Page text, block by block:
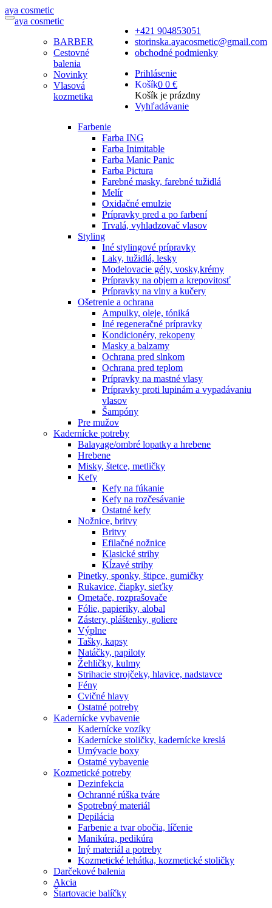
aya cosmetic
+421 904853051
storinska.ayacosmetic@gmail.com
obchodné podmienky
Prihlásenie
Košík0 0 €
Košík je prázdny
Vyhľadávanie
aya cosmetic
BARBER
Cestovné
balenia
Novinky
Vlasová
kozmetika
Farbenie
Farba ING
Farba Inimitable
Farba Manic Panic
Farba Pictura
Farebné masky, farebné tužidlá
Melír
Oxidačné emulzie
Prípravky pred a po farbení
Trvalá, vyhladzovač vlasov
Styling
Iné stylingové prípravky
Laky, tužidlá, lesky
Modelovacie gély, vosky,krémy
Prípravky na objem a krepovitosť
Prípravky na vlny a kučery
Ošetrenie a ochrana
Ampulky, oleje, tóniká
Iné regeneračné prípravky
Kondicionéry, rekopeny
Masky a balzamy
Ochrana pred slnkom
Ochrana pred teplom
Prípravky na mastné vlasy
Prípravky proti lupinám a vypadávaniu
vlasov
Šampóny
Pre mužov
Kadernícke potreby
Balayage/ombré lopatky a hrebene
Hrebene
Misky, štetce, metličky
Kefy
Kefy na fúkanie
Kefy na rozčesávanie
Ostatné kefy
Nožnice, britvy
Britvy
Efilačné nožnice
Klasické strihy
Kĺzavé strihy
Pinetky, sponky, štipce, gumičky
Rukavice, čiapky, sieťky
Ometače, rozprašovače
Fólie, papieriky, alobal
Zástery, pláštenky, goliere
Výplne
Tašky, kapsy
Natáčky, papiloty
Žehličky, kulmy
Strihacie strojčeky, hlavice, nadstavce
Fény
Cvičné hlavy
Ostatné potreby
Kadernícke vybavenie
Kadernícke vozíky
Kadernícke stoličky, kadernícke kreslá
Umývacie boxy
Ostatné vybavenie
Kozmetické potreby
Dezinfekcia
Ochranné rúška tváre
Spotrebný materiál
Depilácia
Farbenie a tvar obočia, líčenie
Manikúra, pedikúra
Iný materiál a potreby
Kozmetické lehátka, kozmetické stoličky
Darčekové balenia
Akcia
Štartovacie balíčky